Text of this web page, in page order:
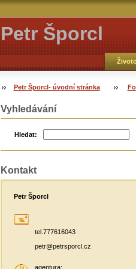
Petr Šporcl
Petr Šporcl- úvodní stránka
Vyhledávání
Hledat:
Kontakt
Petr Šporcl
tel.777616043
petr@petrsporcl.cz
agentura: